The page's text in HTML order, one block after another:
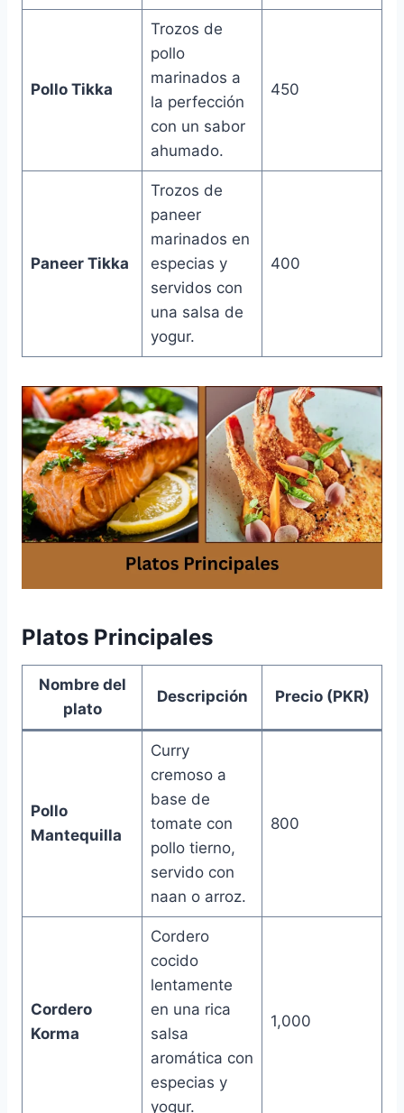
Pollo Tikka
Trozos de
pollo
marinados a
la perfección
con un sabor
ahumado.
450
Paneer Tikka
Trozos de
paneer
marinados en
especias y
servidos con
una salsa de
yogur.
400
Platos Principales
Nombre del
plato
Descripción Precio (PKR)
Pollo
Mantequilla
Curry
cremoso a
base de
tomate con
pollo tierno,
servido con
naan o arroz.
800
Cordero
Korma
Cordero
cocido
lentamente
en una rica
salsa
aromática con
especias y
yogur.
1,000